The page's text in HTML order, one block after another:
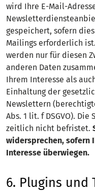
wird Ihre E-Mail-
gespeichert, sofern
Mailings erforderlich
werden nur für diesen
anderen Daten
Ihrem Interesse als
Einhaltung der
Newslettern
Abs. 1 lit. f DSGVO).
zeitlich nicht befristet.
widersprechen, sofern
Interesse überwiegen.
6. Plugins und